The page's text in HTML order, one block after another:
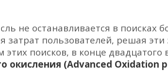
не останавливается в поисках
затрат пользователей, решая
этих поисков, в конце
окисления (Advanced Oxidation